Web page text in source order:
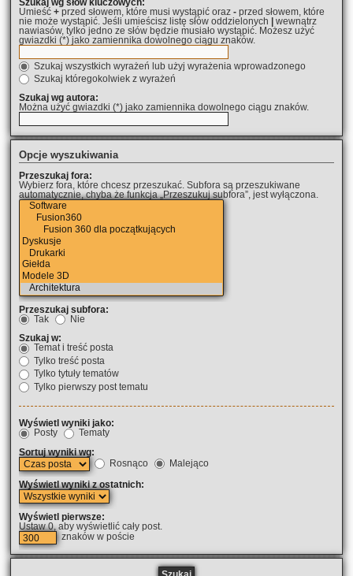
Szukaj wg słów kluczowych:
Umieść +przed słowem, które musi wystąpić oraz -przed słowem, które
nie może wystąpić. Jeśli umieścisz listę słów oddzielonych
wewnątrz
nawiasów, tylko jedno ze słów będzie musiało wystąpić. Możesz użyć
gwiazdki (*) jako zamiennika dowolnego ciągu znaków.
Szukaj wszystkich wyrażeń lub użyj wyrażenia wprowadzonego
Szukaj któregokolwiek z wyrażeń
Szukaj wg autora:
Można użyć gwiazdki (*) jako zamiennika dowolnego ciągu znaków.
Opcje wyszukiwania
Przeszukaj fora:
Wybierz fora, które chcesz przeszukać. Subfora są przeszukiwane
automatycznie, chyba że funkcja „Przeszukuj subfora”, jest wyłączona.
Przeszukaj subfora:
Tak
Nie
Szukaj w:
Temat i treść posta
Tylko treść posta
Tylko tytuły tematów
Tylko pierwszy post tematu
Wyświetl wyniki jako:
Posty
Tematy
Sortuj wyniki wg:
Rosnąco
Malejąco
Wyświetl wyniki z ostatnich:
Wyświetl pierwsze:
Ustaw 0, aby wyświetlić cały post.
znaków w poście